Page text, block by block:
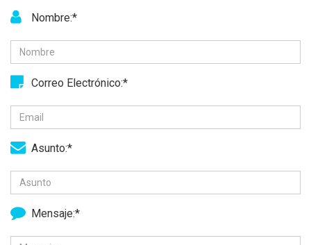
Nombre:*
Correo Electrónico:*
Asunto:*
Mensaje:*